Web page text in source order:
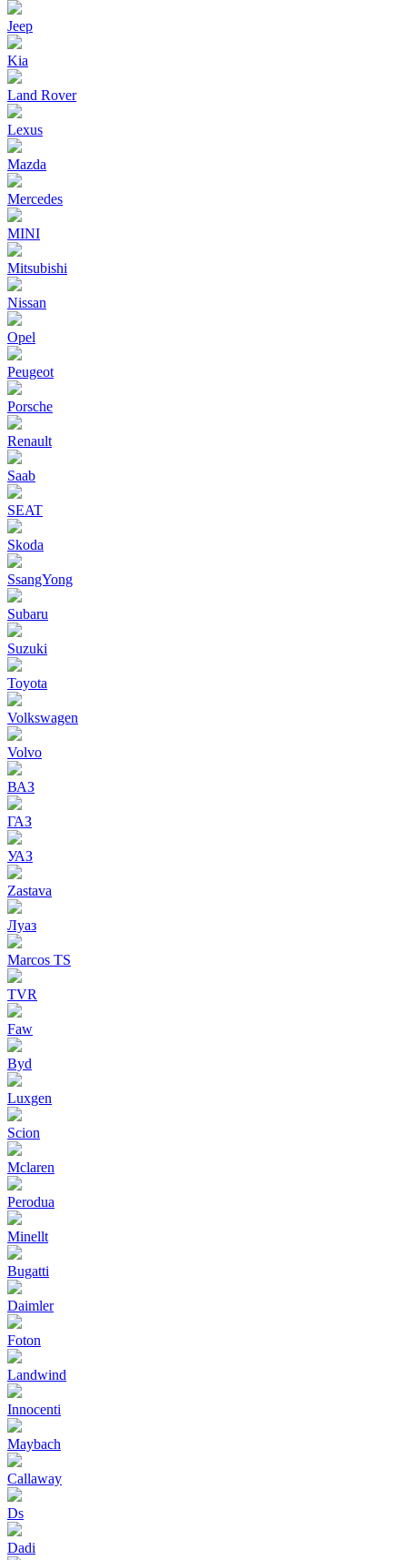
Jeep
Kia
Land Rover
Lexus
Mazda
Mercedes
MINI
Mitsubishi
Nissan
Opel
Peugeot
Porsche
Renault
Saab
SEAT
Skoda
SsangYong
Subaru
Suzuki
Toyota
Volkswagen
Volvo
ВАЗ
ГАЗ
УАЗ
Zastava
Луаз
Marcos TS
TVR
Faw
Byd
Luxgen
Scion
Mclaren
Perodua
Minellt
Bugatti
Daimler
Foton
Landwind
Innocenti
Maybach
Callaway
Ds
Dadi